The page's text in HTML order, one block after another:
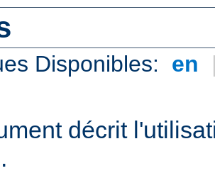
Disponibles: en
décrit